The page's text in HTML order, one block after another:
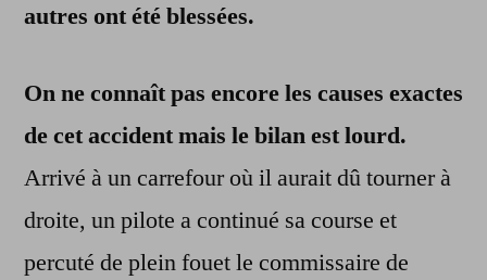
automobile
autres ont été blessées.
On ne connaît pas encore les causes exactes
de cet accident mais le bilan est lourd.
Arrivé à un carrefour où il aurait dû tourner à
droite, un pilote a continué sa course et
percuté de plein fouet le commissaire de